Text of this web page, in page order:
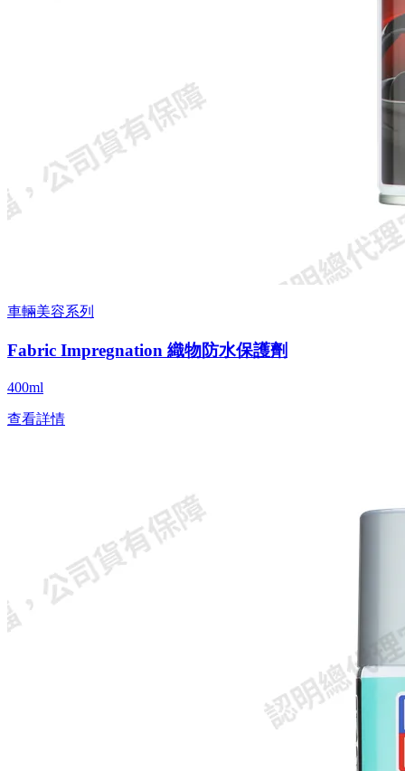
車輛美容系列
Fabric Impregnation 織物防水保護劑
400ml
查看詳情